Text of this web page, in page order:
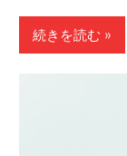
続きを読む »